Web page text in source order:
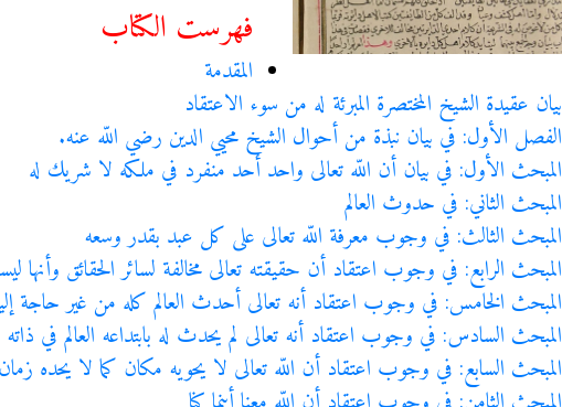
فهرست الكتاب
المقدمة
بيان عقيدة الشيخ المختصرة المبرئة له من سوء الاعتقاد
الفصل الأول: في بيان نبذة من أحوال الشيخ محيي الدين رضي اللّه عنه.
المبحث الأول: في بيان أن اللّه تعالى واحد أحد منفرد في ملكه لا شريك له
المبحث الثاني: في حدوث العالم
المبحث الثالث: في وجوب معرفة اللّه تعالى على كل عبد بقدر وسعه
المبحث الرابع: في وجوب اعتقاد أن حقيقته تعالى مخالفة لسائر الحقائق وأنها
المبحث الخامس: في وجوب اعتقاد أنه تعالى أحدث العالم كله من غير
المبحث السادس: في وجوب اعتقاد أنه تعالى لم يحدث له بابتداعه العالم في
المبحث السابع: في وجوب اعتقاد أن اللّه تعالى لا يحويه مكان كما لا يحده